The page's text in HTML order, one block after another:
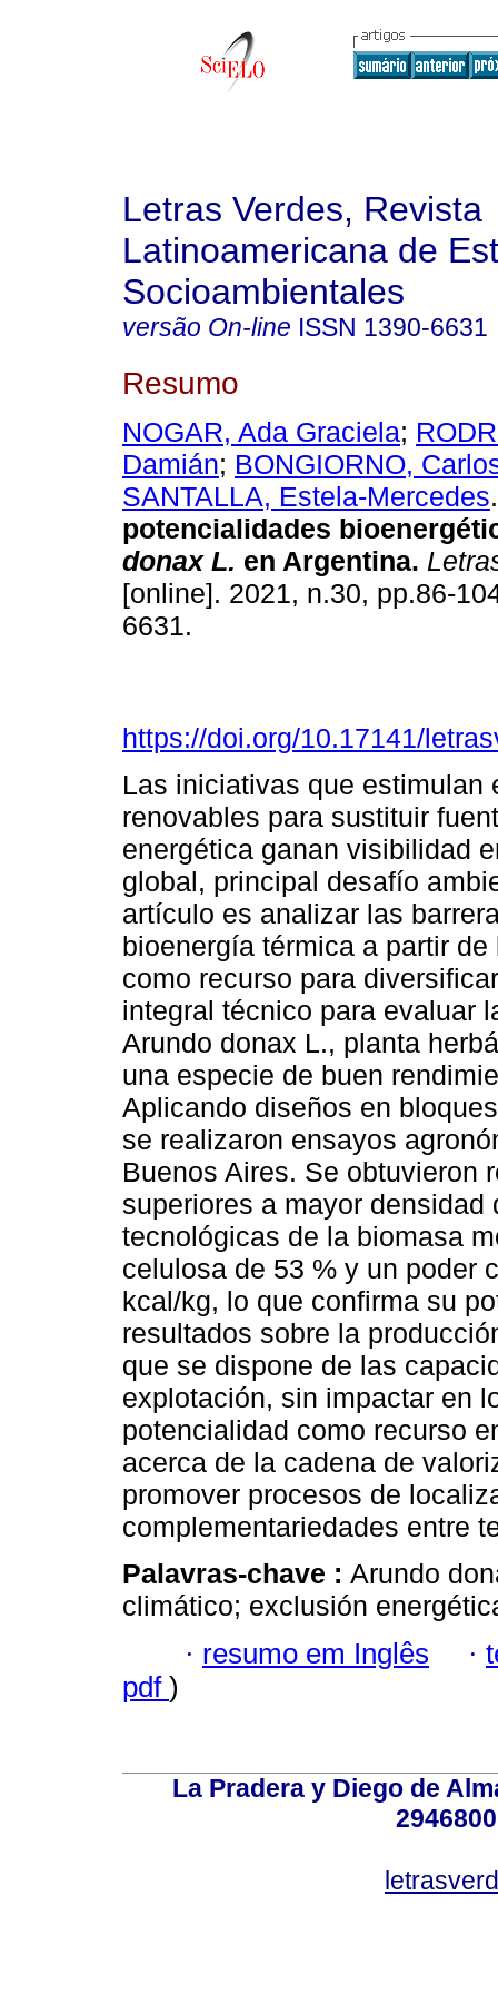
Letras Verdes, Revista
Latinoamericana de
Socioambientales
versão On-line ISSN 1390-6631
Resumo
NOGAR, Ada Graciela;
Damián; BONGIORNO,
SANTALLA, Estela-Mercedes.
potencialidades
donax L. en Argentina.
[online]. 2021, n.30, pp.86-
6631.
https://doi.org/10.17141/
Las iniciativas que estimulan
renovables para sustituir
energética ganan visibilidad
global, principal desafío
artículo es analizar las
bioenergía térmica a partir
como recurso para
integral técnico para evaluar
Arundo donax L., planta
una especie de buen
Aplicando diseños en
se realizaron ensayos
Buenos Aires. Se obtuvieron
superiores a mayor
tecnológicas de la biomasa
celulosa de 53 % y un poder
kcal/kg, lo que confirma su
resultados sobre la
que se dispone de las
explotación, sin impactar en
potencialidad como recurso
acerca de la cadena de
promover procesos de
complementariedades entre
Palavras-chave : Arundo
climático; exclusión
· resumo em Inglês ·
pdf )
La Pradera y Diego de